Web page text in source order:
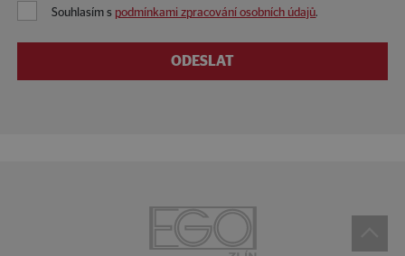
Souhlasím s podmínkami zpracování osobních údajů.
ODESLAT